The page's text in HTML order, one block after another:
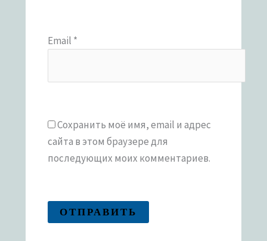
Email *
Сохранить моё имя, email и адрес
сайта в этом браузере для
последующих моих комментариев.